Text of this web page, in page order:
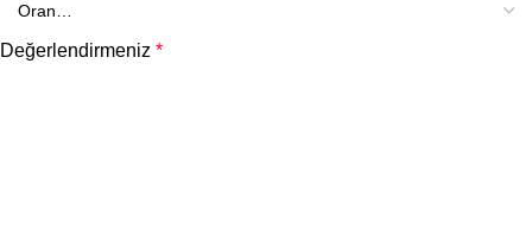
Değerlendirmeniz *